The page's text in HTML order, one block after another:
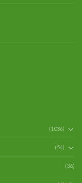
(1036)
(54)
(36)